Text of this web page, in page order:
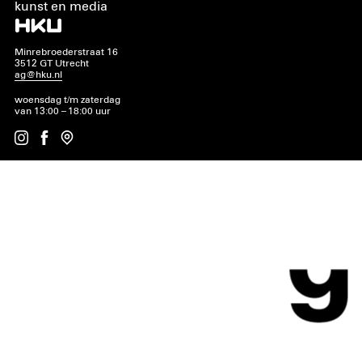
kunst en media
Minrebroederstraat 16
3512 GT Utrecht
ag@hku.nl
woensdag t/m zaterdag
van 13:00 – 18:00 uur